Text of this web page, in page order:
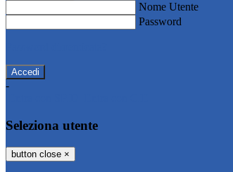
Nome Utente
Password
-
Seleziona utente
button close ×